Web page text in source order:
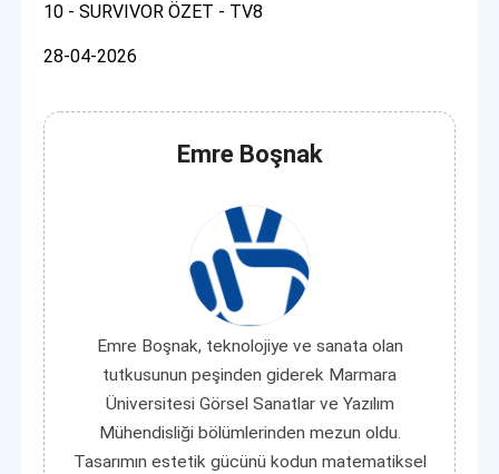
10 - SURVIVOR ÖZET - TV8
28-04-2026
Emre Boşnak
Emre Boşnak, teknolojiye ve sanata olan
tutkusunun peşinden giderek Marmara
Üniversitesi Görsel Sanatlar ve Yazılım
Mühendisliği bölümlerinden mezun oldu.
Tasarımın estetik gücünü kodun matematiksel